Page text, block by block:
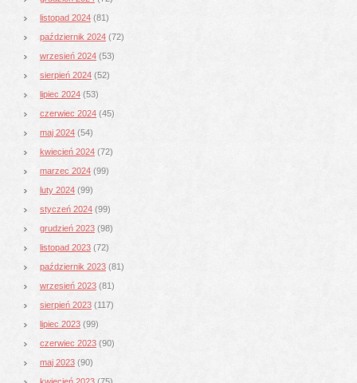
listopad 2024 (81)
październik 2024 (72)
wrzesień 2024 (53)
sierpień 2024 (52)
lipiec 2024 (53)
czerwiec 2024 (45)
maj 2024 (54)
kwiecień 2024 (72)
marzec 2024 (99)
luty 2024 (99)
styczeń 2024 (99)
grudzień 2023 (98)
listopad 2023 (72)
październik 2023 (81)
wrzesień 2023 (81)
sierpień 2023 (117)
lipiec 2023 (99)
czerwiec 2023 (90)
maj 2023 (90)